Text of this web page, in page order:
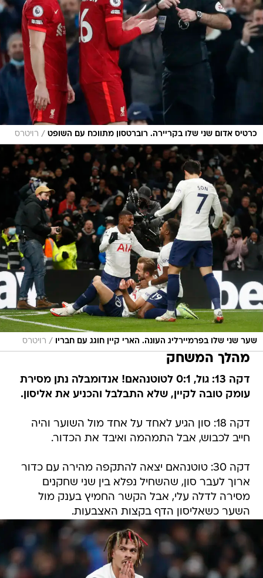
כרטיס אדום שני שלו בקריירה. רוברטסון מתווכח עם השופט / רויטרס
שער שני שלו בפרמיירליג העונה. הארי קיין חוגג עם חבריו / רויטרס
מהלך המשחק
דקה 13: גול, 0:1 לטוטנהאם! אנדומבלה נתן מסירת
עומק טובה לקיין, שלא התבלבל והכניע את אליסון.
דקה 18: סון הגיע לאחד על אחד מול השוער והיה
חייב לכבוש, אבל התמהמה ואיבד את הכדור.
דקה 30: טוטנהאם יצאה להתקפה מהירה עם כדור
ארוך לעבר סון, שהשחיל נפלא בין שני שחקנים
מסירה לדלה עלי, אבל הקשר החמיץ בענק מול
השער כשאליסון הדף בקצות האצבעות.